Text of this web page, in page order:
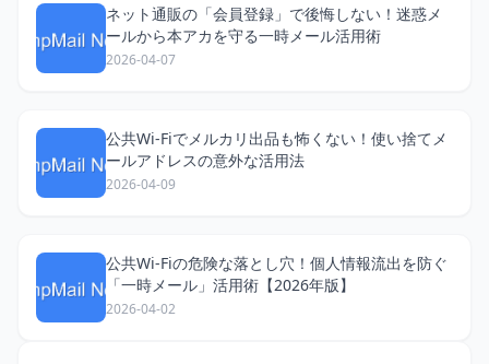
ネット通販の「会員登録」で後悔しない！迷惑メ
ールから本アカを守る一時メール活用術
2026-04-07
公共Wi-Fiでメルカリ出品も怖くない！使い捨てメ
ールアドレスの意外な活用法
2026-04-09
公共Wi-Fiの危険な落とし穴！個人情報流出を防ぐ
「一時メール」活用術【2026年版】
2026-04-02